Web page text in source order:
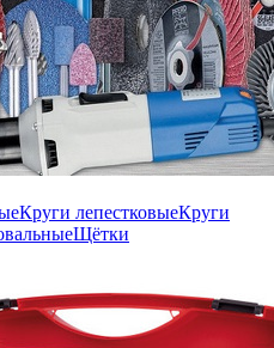
Круги лепестковыеКруги
Щётки